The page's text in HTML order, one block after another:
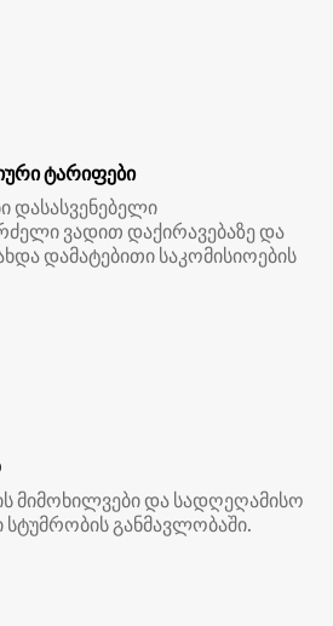
ტარიფები
დასასვენებელი
ვადით დაქირავებაზე და
დამატებითი საკომისიოების
მიმოხილვები და სადღეღამისო
განმავლობაში.